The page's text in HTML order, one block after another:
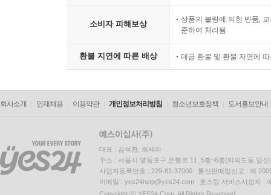
소비자 피해보상
상품의 불량에 의한 반품,
준하여 처리됨
환불 지연에 따른 배상 대금 환불 및 환불 지연에
회사소개 인재채용 이용약관 개인정보처리방침 청소년보호정책 도서홍보안내
대표 : 김석환, 최세라
주소 : 서울시 영등포구 은행로 11, 5층~6층(여의도동,일신
사업자등록번호 : 229-81-37000 통신판매업신고 : 제
이메일 : yes24help@yes24.com 호스팅 서비스사업자 :